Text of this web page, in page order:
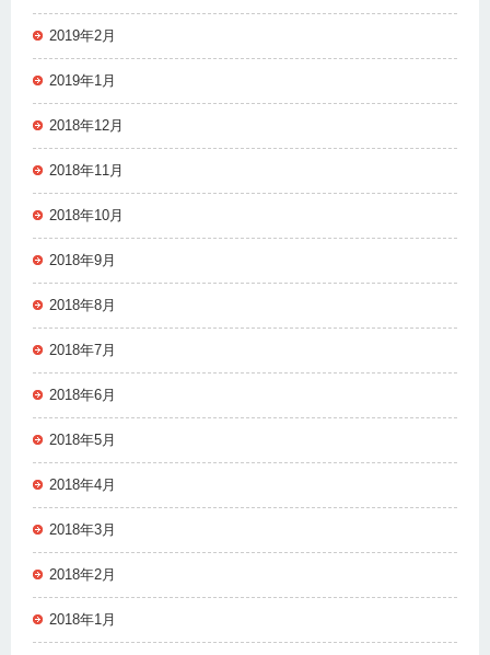
2019年2月
2019年1月
2018年12月
2018年11月
2018年10月
2018年9月
2018年8月
2018年7月
2018年6月
2018年5月
2018年4月
2018年3月
2018年2月
2018年1月